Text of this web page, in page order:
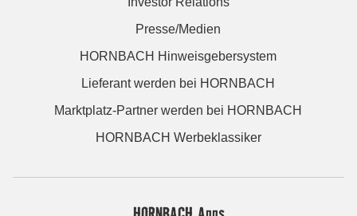
Presse/Medien
HORNBACH Hinweisgebersystem
Lieferant werden bei HORNBACH
Marktplatz-Partner werden bei HORNBACH
HORNBACH Werbeklassiker